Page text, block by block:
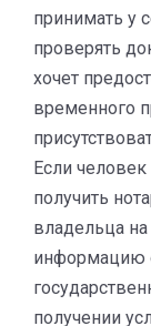
принимать у
проверять
хочет
временного
Если
получить
владельца
информацию
получении